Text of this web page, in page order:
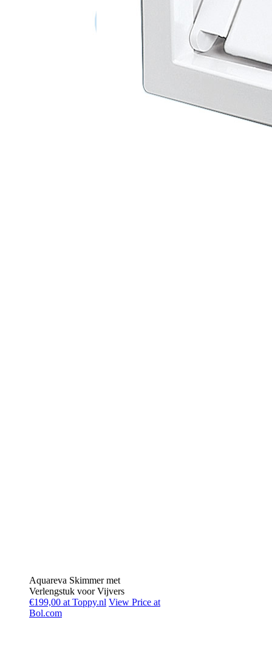
Aquareva Skimmer met
Verlengstuk voor Vijvers
€199,00 at Toppy.nl View Price at
Bol.com